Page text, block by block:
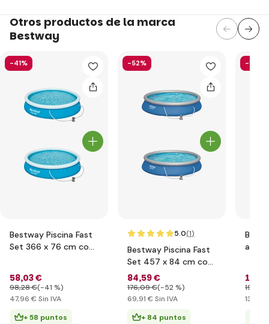
Otros productos de la marca
Bestway
-41%
Bestway Piscina Fast
Set 366 x 76 cm con
58,03 €
98,28 €(-41 %)
47,96 € Sin IVA
+ 58 puntos
-52%
5.0(1)
Bestway Piscina Fast
Set 457 x 84 cm con
filtración
84,59 €
176,09 €(-52 %)
69,91 € Sin IVA
+ 84 puntos
-15%
167
195
138